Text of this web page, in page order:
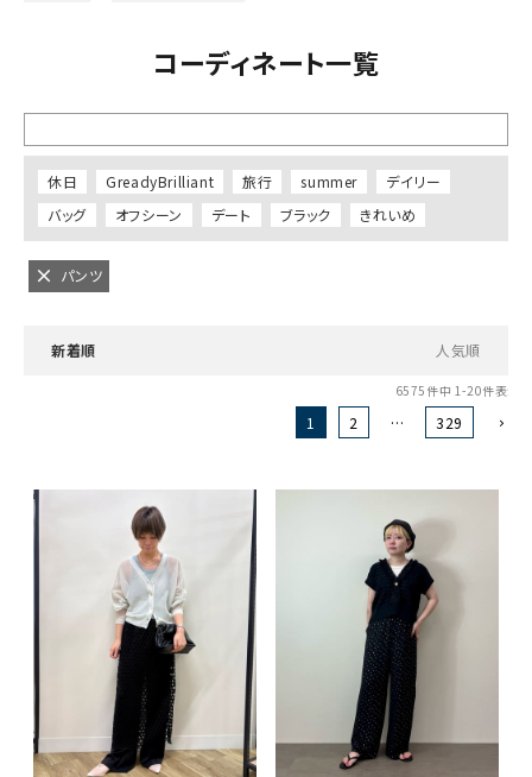
コーディネート一覧
休日 GreadyBrilliant 旅行 summer
デイリー
バッグ
オフシーン デート ブラック きれいめ
パンツ
新着順 人気順
6575 件中 1-20件表示
1 2 … 329